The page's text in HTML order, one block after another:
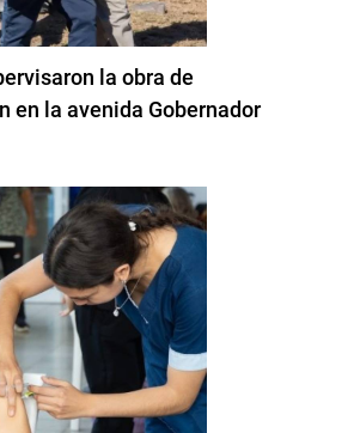
la obra de
en la avenida Gobernador